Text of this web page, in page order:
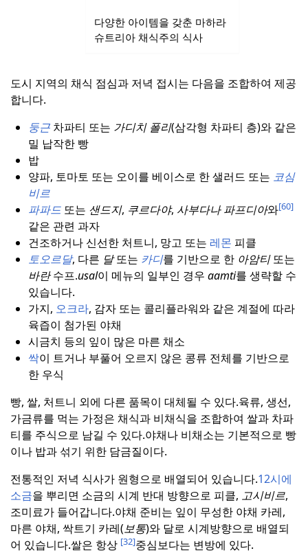
다양한 아이템을 갖춘 마하라
슈트리아 채식주의 식사
도시 지역의 채식 점심과 저녁 접시는 다음을 조합하여 제공
합니다.
둥근차파티 또는 가디치 폴리(삼각형 차파티 층)와 같은
밀 납작한 빵
밥
양파, 토마토 또는 오이를 베이스로 한 샐러드 또는 코심
비르
파파드또는 샌드지, 쿠르다야, 사부다나 파프디아와[60]
같은 관련 과자
건조하거나 신선한 처트니, 망고 또는 레몬 피클
토오르달, 다른 달또는 카디를 기반으로 한 아암티또는
바란수프.usal이 메뉴의 일부인 경우 aamti를 생략할 수
있습니다.
가지, 오크라, 감자 또는 콜리플라워와 같은 계절에 따라
육즙이 첨가된 야채
시금치 등의 잎이 많은 마른 채소
싹이 트거나 부풀어 오르지 않은 콩류 전체를 기반으로
한 우식
빵, 쌀, 처트니 외에 다른 품목이 대체될 수 있다.육류, 생선,
가금류를 먹는 가정은 채식과 비채식을 조합하여 쌀과 차파
티를 주식으로 남길 수 있다.야채나 비채소는 기본적으로 빵
이나 밥과 섞기 위한 담금질이다.
전통적인 저녁 식사가 원형으로 배열되어 있습니다.12시에
소금을 뿌리면 소금의 시계 반대 방향으로 피클, 고시비르,
조미료가 들어갑니다.야채 준비는 잎이 무성한 야채 카레,
마른 야채, 싹트기 카레(보통)와 달로 시계방향으로 배열되
어 있습니다.쌀은 항상 [32]중심보다는 변방에 있다.